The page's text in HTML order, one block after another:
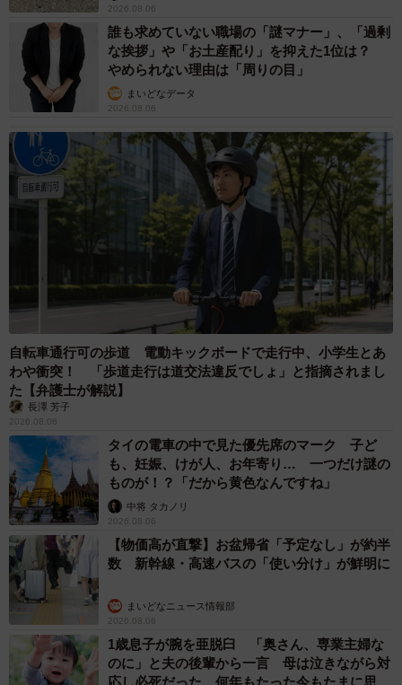
2026.08.06
誰も求めていない職場の「謎マナー」、「過剰
な挨拶」や「お土産配り」を抑えた1位は？
やめられない理由は「周りの目」
まいどなデータ
2026.08.06
自転車通行可の歩道 電動キックボードで走行中、小学生とあ
わや衝突！ 「歩道走行は道交法違反でしょ」と指摘されまし
た【弁護士が解説】
長澤 芳子
2026.08.06
タイの電車の中で見た優先席のマーク 子ど
も、妊娠、けが人、お年寄り… 一つだけ謎の
ものが！？「だから黄色なんですね」
中将 タカノリ
2026.08.06
【物価高が直撃】お盆帰省「予定なし」が約半
数 新幹線・高速バスの「使い分け」が鮮明に
まいどなニュース情報部
2026.08.06
1歳息子が腕を亜脱臼 「奥さん、専業主婦な
のに」と夫の後輩から一言 母は泣きながら対